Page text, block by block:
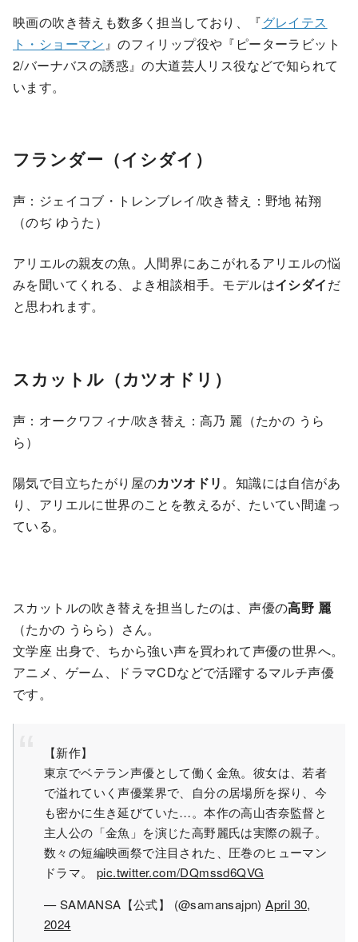
映画の吹き替えも数多く担当しており、『グレイテス
ト・ショーマン』のフィリップ役や『ピーターラビット
2/バーナバスの誘惑』の大道芸人リス役などで知られて
います。
フランダー（イシダイ）
声：ジェイコブ・トレンブレイ/吹き替え：野地 祐翔
（のぢ ゆうた）
アリエルの親友の魚。人間界にあこがれるアリエルの悩
みを聞いてくれる、よき相談相手。モデルはイシダイだ
と思われます。
スカットル（カツオドリ）
声：オークワフィナ/吹き替え：高乃 麗（たかの うら
ら）
陽気で目立ちたがり屋のカツオドリ。知識には自信があ
り、アリエルに世界のことを教えるが、たいてい間違っ
ている。
スカットルの吹き替えを担当したのは、声優の高野 麗
（たかの うらら）さん。
文学座 出身で、ちから強い声を買われて声優の世界へ。
アニメ、ゲーム、ドラマCDなどで活躍するマルチ声優
です。
【新作】
東京でベテラン声優として働く金魚。彼女は、若者
で溢れていく声優業界で、自分の居場所を探り、今
も密かに生き延びていた…。本作の高山杏奈監督と
主人公の「金魚」を演じた高野麗氏は実際の親子。
数々の短編映画祭で注目された、圧巻のヒューマン
ドラマ。 pic.twitter.com/DQmssd6QVG
— SAMANSA【公式】 (@samansajpn)April 30,
2024